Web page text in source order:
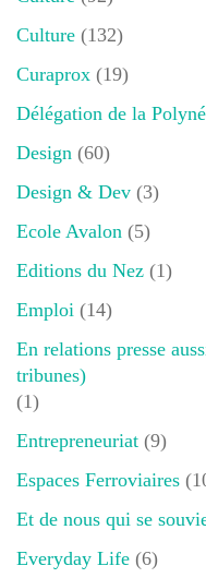
Culture (132)
Curaprox (19)
Délégation de la
Design (60)
Design & Dev (3)
Ecole Avalon (5)
Editions du Nez (1)
Emploi (14)
En relations presse
tribunes)
(1)
Entrepreneuriat (9)
Espaces Ferroviaires
Et de nous qui se
Everyday Life (6)